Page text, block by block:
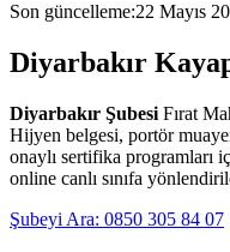
Son güncelleme:22 Mayıs
Diyarbakır
Diyarbakır Şubesi Fırat
Hijyen belgesi, portör
onaylı sertifika programları
online canlı sınıfa
Şubeyi Ara: 0850 305 84 07